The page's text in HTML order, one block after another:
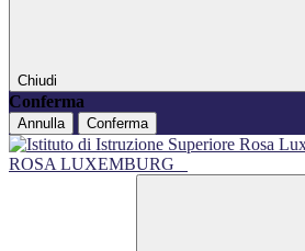
Chiudi
Conferma
Annulla Conferma
ROSA LUXEMBURG